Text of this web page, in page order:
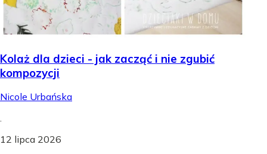
Kolaż dla dzieci - jak zacząć i nie zgubić
kompozycji
Nicole Urbańska
.
12 lipca 2026